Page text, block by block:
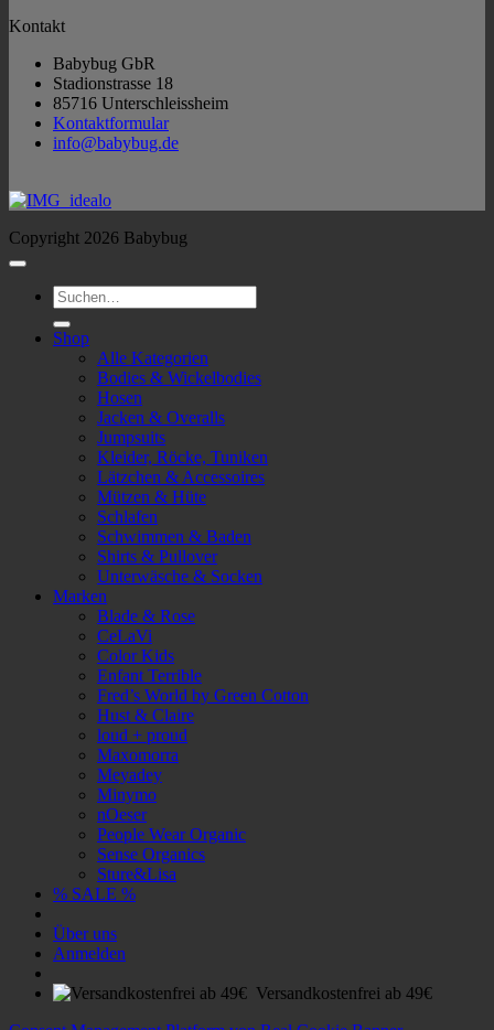
Kontakt
Babybug GbR
Stadionstrasse 18
85716 Unterschleissheim
Kontaktformular
info@babybug.de
Copyright 2026 Babybug
Suchen
nach:
Shop
Alle Kategorien
Bodies & Wickelbodies
Hosen
Jacken & Overalls
Jumpsuits
Kleider, Röcke, Tuniken
Lätzchen & Accessoires
Mützen & Hüte
Schlafen
Schwimmen & Baden
Shirts & Pullover
Unterwäsche & Socken
Marken
Blade & Rose
CeLaVi
Color Kids
Enfant Terrible
Fred’s World by Green Cotton
Hust & Claire
loud + proud
Maxomorra
Meyadey
Minymo
nOeser
People Wear Organic
Sense Organics
Sture&Lisa
% SALE %
Über uns
Anmelden
Versandkostenfrei ab 49€